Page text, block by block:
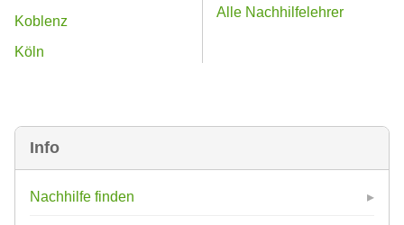
Info
Nachhilfe finden
Koblenz
Köln
Alle Nachhilfelehrer